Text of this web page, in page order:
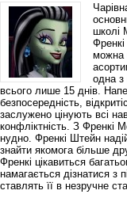
школі
можна
одна з
всього лише 15 днів.
безпосередність,
заслужено цінують всі
конфліктність. З Френкі
нудно. Френкі Штейн
знайти якомога більше
Френкі цікавиться
намагається дізнатися з
ставлять її в незручне